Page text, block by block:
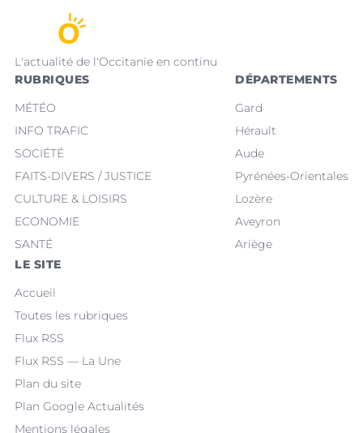
L'actualité de l'Occitanie en continu
RUBRIQUES
MÉTÉO
INFO TRAFIC
SOCIÉTÉ
FAITS-DIVERS / JUSTICE
CULTURE & LOISIRS
ECONOMIE
SANTÉ
DÉPARTEMENTS
Gard
Hérault
Aude
Pyrénées-Orientales
Lozère
Aveyron
Ariège
LE SITE
Accueil
Toutes les rubriques
Flux RSS
Flux RSS — La Une
Plan du site
Plan Google Actualités
Mentions légales